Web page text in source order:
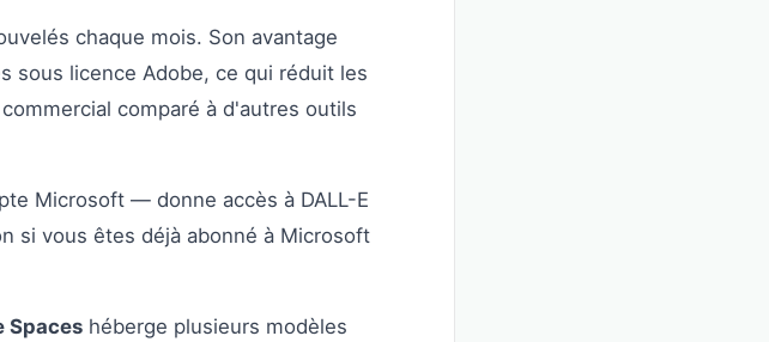
chaque mois. Son avantage
sous licence Adobe, ce qui réduit les
comparé à d'autres outils
Microsoft — donne accès à DALL-E
si vous êtes déjà abonné à Microsoft
Spaces héberge plusieurs modèles